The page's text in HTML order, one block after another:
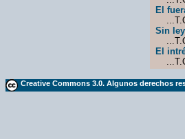
El
Sin
El
Creative Commons 3.0. Algunos derechos